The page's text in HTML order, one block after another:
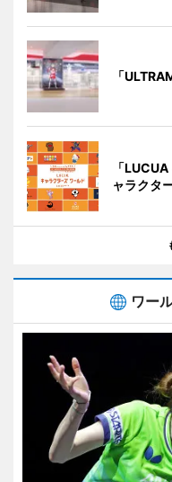
「
「
ャラクタ
ワー